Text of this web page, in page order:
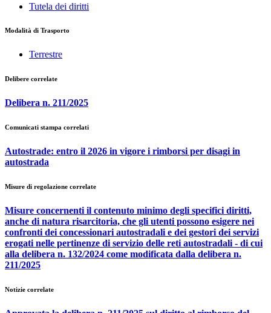
Tutela dei diritti
Modalità di Trasporto
Terrestre
Delibere correlate
Delibera n. 211/2025
Comunicati stampa correlati
Autostrade: entro il 2026 in vigore i rimborsi per disagi in
autostrada
Misure di regolazione correlate
Misure concernenti il contenuto minimo degli specifici diritti,
anche di natura risarcitoria, che gli utenti possono esigere nei
confronti dei concessionari autostradali e dei gestori dei servizi
erogati nelle pertinenze di servizio delle reti autostradali - di cui
alla delibera n. 132/2024 come modificata dalla delibera n.
211/2025
Notizie correlate